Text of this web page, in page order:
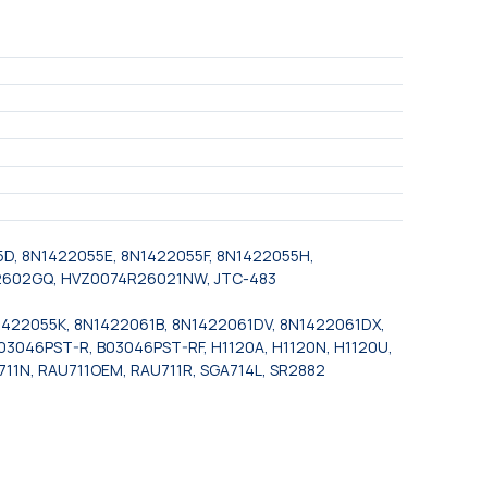
8N1422055E, 8N1422055F, 8N1422055H,
HVZ0074R26021NW, JTC-483
8N1422061B, 8N1422061DV, 8N1422061DX,
R, B03046PST-RF, H1120A, H1120N, H1120U,
RAU711OEM, RAU711R, SGA714L, SR2882